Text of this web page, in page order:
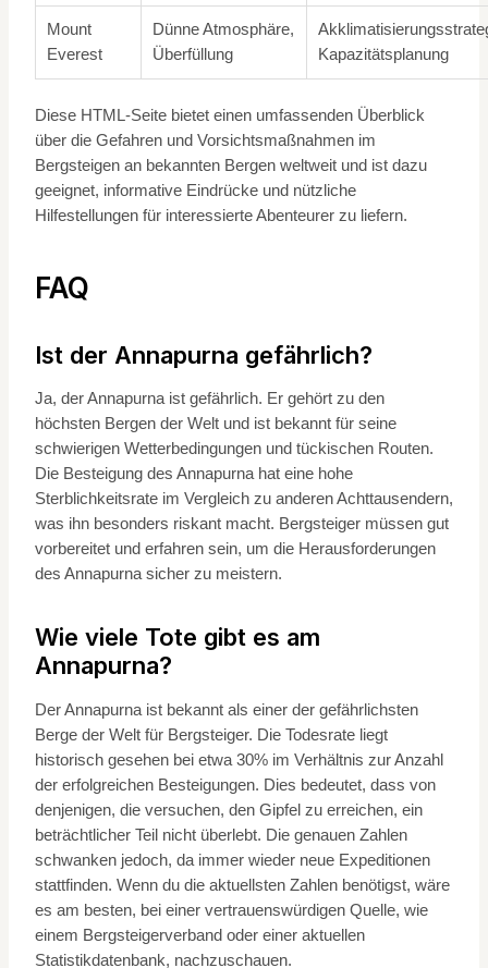
Mount
Everest
Dünne Atmosphäre,
Überfüllung
Kapazitätsplanung
Diese HTML-Seite bietet einen umfassenden Überblick
über die Gefahren und Vorsichtsmaßnahmen im
Bergsteigen an bekannten Bergen weltweit und ist dazu
geeignet, informative Eindrücke und nützliche
Hilfestellungen für interessierte Abenteurer zu liefern.
FAQ
Ist der Annapurna gefährlich?
Ja, der Annapurna ist gefährlich. Er gehört zu den
höchsten Bergen der Welt und ist bekannt für seine
schwierigen Wetterbedingungen und tückischen Routen.
Die Besteigung des Annapurna hat eine hohe
Sterblichkeitsrate im Vergleich zu anderen Achttausendern,
was ihn besonders riskant macht. Bergsteiger müssen gut
vorbereitet und erfahren sein, um die Herausforderungen
des Annapurna sicher zu meistern.
Wie viele Tote gibt es am
Annapurna?
Der Annapurna ist bekannt als einer der gefährlichsten
Berge der Welt für Bergsteiger. Die Todesrate liegt
historisch gesehen bei etwa 30% im Verhältnis zur Anzahl
der erfolgreichen Besteigungen. Dies bedeutet, dass von
denjenigen, die versuchen, den Gipfel zu erreichen, ein
beträchtlicher Teil nicht überlebt. Die genauen Zahlen
schwanken jedoch, da immer wieder neue Expeditionen
stattfinden. Wenn du die aktuellsten Zahlen benötigst, wäre
es am besten, bei einer vertrauenswürdigen Quelle, wie
einem Bergsteigerverband oder einer aktuellen
Statistikdatenbank, nachzuschauen.